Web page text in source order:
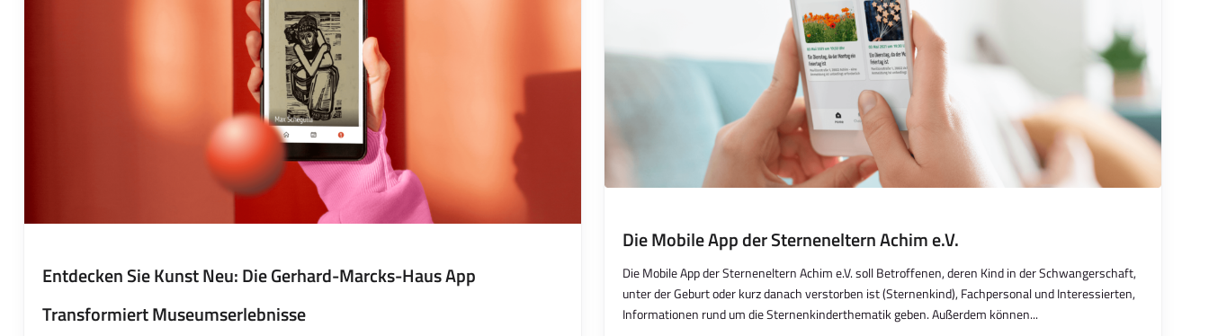
Entdecken Sie Kunst Neu: Die Gerhard-Marcks-Haus App
Transformiert Museumserlebnisse
Die Mobile App der Sterneneltern Achim e.V.
Die Mobile App der Sterneneltern Achim e.V. soll Betroffenen, deren Kind in der Schwangerschaft,
unter der Geburt oder kurz danach verstorben ist (Sternenkind), Fachpersonal und Interessierten,
Informationen rund um die Sternenkinderthematik geben. Außerdem können...